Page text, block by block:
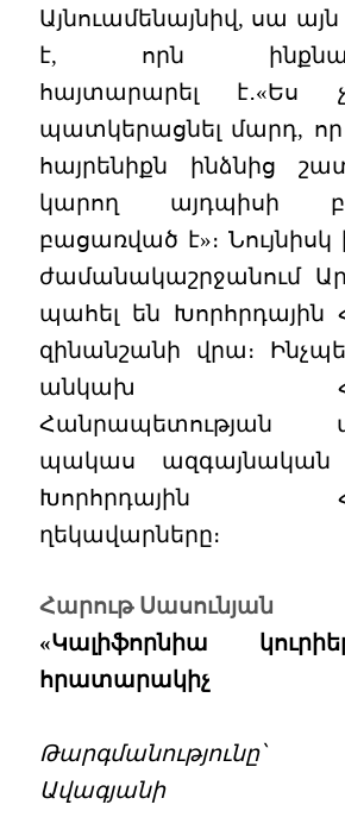
Այնուամենայնիվ, սա այն
է, որն
հայտարարել է․«Ես
պատկերացնել մարդ,
հայրենիքն ինձնից
կարող այդպիսի
բացառված է»։ Նույնիսկ
ժամանակաշրջանում
պահել են Խորհրդային
զինանշանի վրա։
անկախ
Հանրապետության
պակաս ազգայնական
Խորհրդային
ղեկավարները։
Հարութ Սասունյան
«Կալիֆորնիա
հրատարակիչ
Թարգմանությունը՝
Ավագյանի